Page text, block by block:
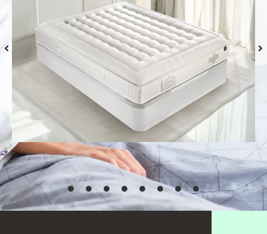
Colchón S-Grafeno Hannes
Desde 769,00 €
Seleccionar
opciones